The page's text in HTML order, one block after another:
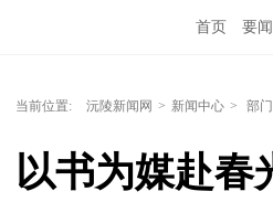
首页 要
当前位置: 沅陵新闻网 > 新闻中心 > 部
以书为媒赴春